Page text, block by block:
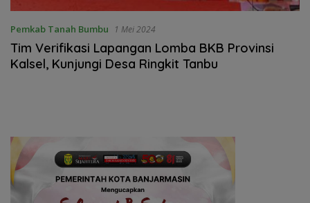
Pemkab Tanah Bumbu 1 Mei 2024
Tim Verifikasi Lapangan Lomba BKB Provinsi
Kalsel, Kunjungi Desa Ringkit Tanbu